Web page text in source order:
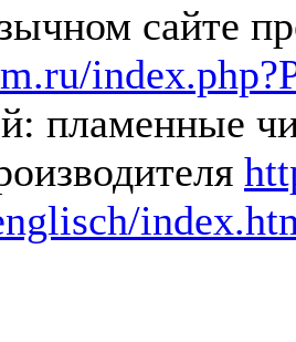
сайте
пламенные